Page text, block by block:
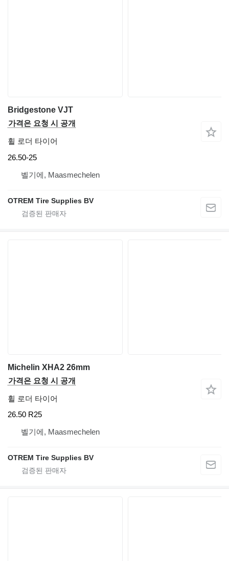
Bridgestone VJT
가격은 요청 시 공개
휠 로더 타이어
26.50-25
벨기에, Maasmechelen
OTREM Tire Supplies BV
Michelin XHA2 26mm
가격은 요청 시 공개
휠 로더 타이어
26.50 R25
벨기에, Maasmechelen
OTREM Tire Supplies BV